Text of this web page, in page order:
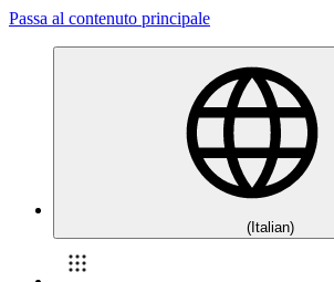
Passa al contenuto principale
(Italian)